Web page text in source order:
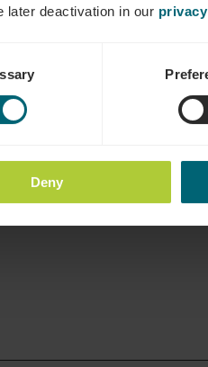
later deactivation in our
Deny
Mondorf-les-Bains
anzeigen